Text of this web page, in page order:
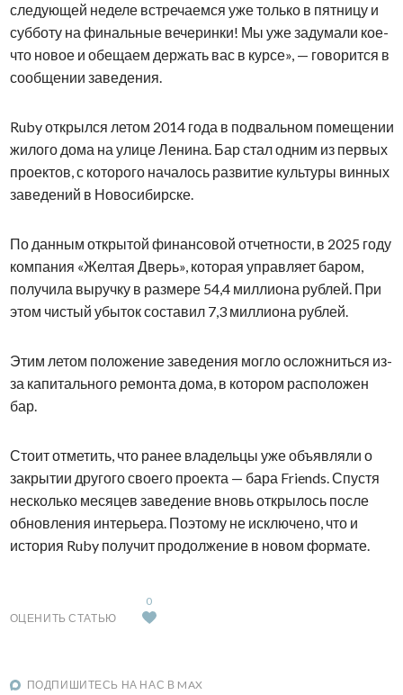
следующей неделе встречаемся уже только в пятницу и
субботу на финальные вечеринки! Мы уже задумали кое-
что новое и обещаем держать вас в курсе», — говорится в
сообщении заведения.
Ruby открылся летом 2014 года в подвальном помещении
жилого дома на улице Ленина. Бар стал одним из первых
проектов, с которого началось развитие культуры винных
заведений в Новосибирске.
По данным открытой финансовой отчетности, в 2025 году
компания «Желтая Дверь», которая управляет баром,
получила выручку в размере 54,4 миллиона рублей. При
этом чистый убыток составил 7,3 миллиона рублей.
Этим летом положение заведения могло осложниться из-
за капитального ремонта дома, в котором расположен
бар.
Стоит отметить, что ранее владельцы уже объявляли о
закрытии другого своего проекта — бара Friends. Спустя
несколько месяцев заведение вновь открылось после
обновления интерьера. Поэтому не исключено, что и
история Ruby получит продолжение в новом формате.
ОЦЕНИТЬ СТАТЬЮ
0
ПОДПИШИТЕСЬ НА НАС В MAX